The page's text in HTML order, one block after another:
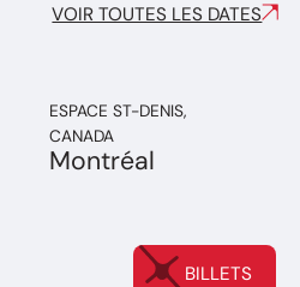
VOIR TOUTES LES DATES
ESPACE ST-DENIS,
CANADA
Montréal
BILLETS